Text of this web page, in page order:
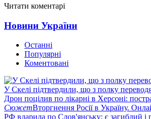
Читати коментарі
Новини України
Останні
Популярні
Коментовані
У Скелі підтвердили, що з полку
Дрон поцілив по лікарні в Херсоні:
СюжетВторгнення Росії в Україну.
РФ вдарила по Слов'янську: є загиблий і